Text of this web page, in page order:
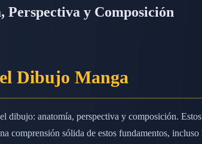
y Composición
Dibujo Manga
dibujo: anatomía, perspectiva y composición.
comprensión sólida de estos fundamentos,